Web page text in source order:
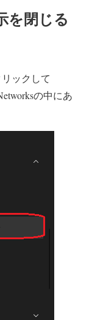
を閉じる
ックして
の中にあ